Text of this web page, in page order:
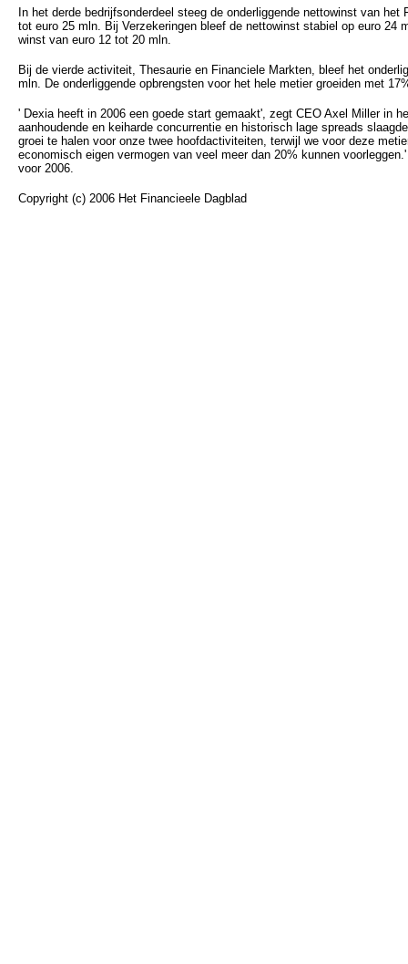
In het derde bedrijfsonderdeel steeg de onderliggende nettowinst van het
tot euro 25 mln. Bij Verzekeringen bleef de nettowinst stabiel op euro 24
winst van euro 12 tot 20 mln.
Bij de vierde activiteit, Thesaurie en Financiele Markten, bleef het
mln. De onderliggende opbrengsten voor het hele metier groeiden met
' Dexia heeft in 2006 een goede start gemaakt', zegt CEO Axel Miller in
aanhoudende en keiharde concurrentie en historisch lage spreads
groei te halen voor onze twee hoofdactiviteiten, terwijl we voor deze
economisch eigen vermogen van veel meer dan 20% kunnen
voor 2006.
Copyright (c) 2006 Het Financieele Dagblad